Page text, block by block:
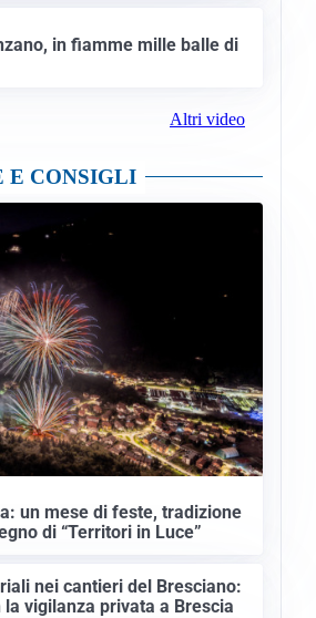
in fiamme mille balle di
Altri video
E CONSIGLI
un mese di feste, tradizione
di “Territori in Luce”
nei cantieri del Bresciano:
vigilanza privata a Brescia